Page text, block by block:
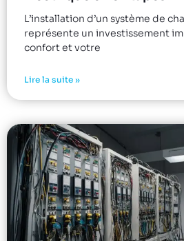
L’installation d’un système de
représente un investissement
confort et votre
Lire la suite »